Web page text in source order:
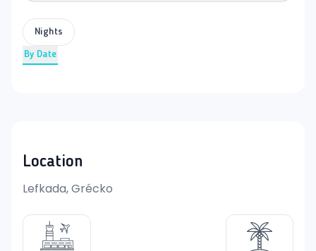
Nights
By Date
Location
Lefkada, Grécko